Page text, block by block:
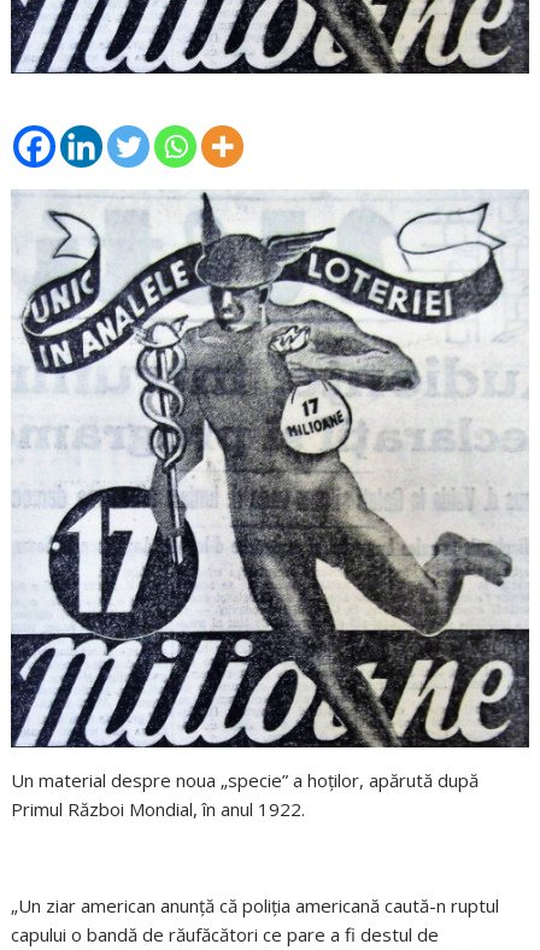
Un material despre noua „specie” a hoţilor, apărută după
Primul Război Mondial, în anul 1922.
„Un ziar american anunţă că poliţia americană caută-n ruptul
capului o bandă de răufăcători ce pare a fi destul de